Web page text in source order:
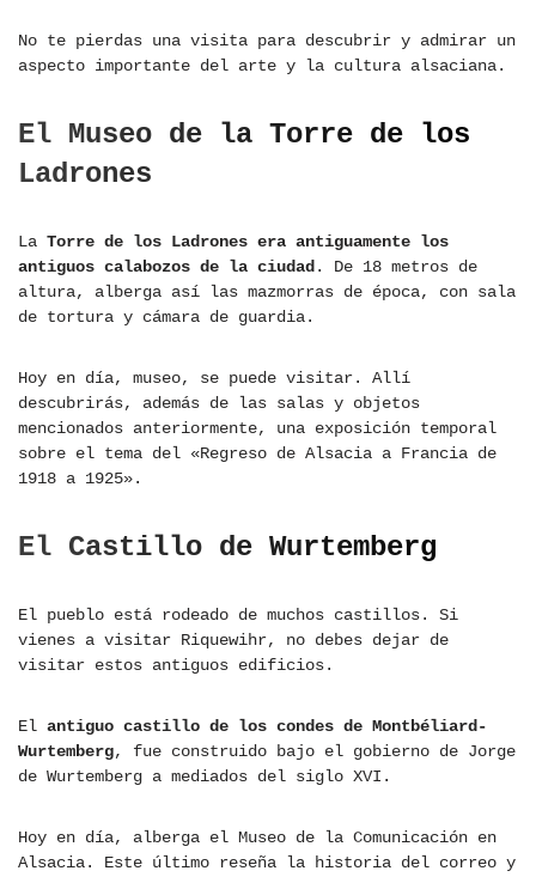
No te pierdas una visita para descubrir y admirar un
aspecto importante del arte y la cultura alsaciana.
El Museo de la Torre de los
Ladrones
La Torre de los Ladrones era antiguamente los
antiguos calabozos de la ciudad. De 18 metros de
altura, alberga así las mazmorras de época, con sala
de tortura y cámara de guardia.
Hoy en día, museo, se puede visitar. Allí
descubrirás, además de las salas y objetos
mencionados anteriormente, una exposición temporal
sobre el tema del «Regreso de Alsacia a Francia de
1918 a 1925».
El Castillo de Wurtemberg
El pueblo está rodeado de muchos castillos. Si
vienes a visitar Riquewihr, no debes dejar de
visitar estos antiguos edificios.
El antiguo castillo de los condes de Montbéliard-
Wurtemberg, fue construido bajo el gobierno de Jorge
de Wurtemberg a mediados del siglo XVI.
Hoy en día, alberga el Museo de la Comunicación en
Alsacia. Este último reseña la historia del correo y